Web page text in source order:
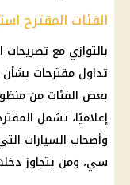
الفئات المقترح
بالتوازي مع تصريحات
تداول مقترحات
بعض الفئات من
إعلاميًا، تشمل
سي، ومن يتجاوز دخلهم